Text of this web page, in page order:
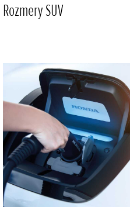
Rozmery SUV